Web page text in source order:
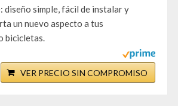
diseño simple, fácil de instalar y
un nuevo aspecto a tus
bicicletas.
VER PRECIO SIN COMPROMISO